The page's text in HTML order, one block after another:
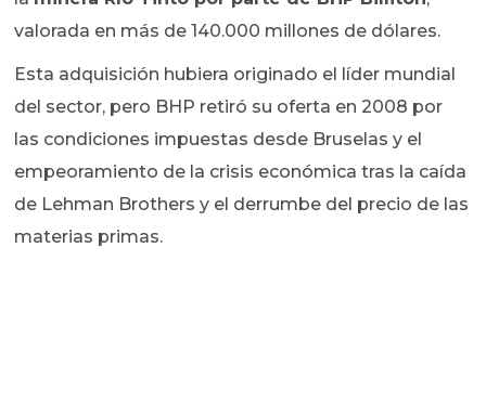
valorada en más de 140.000 millones de dólares.
Esta adquisición hubiera originado el líder mundial
del sector, pero BHP retiró su oferta en 2008 por
las condiciones impuestas desde Bruselas y el
empeoramiento de la crisis económica tras la caída
de Lehman Brothers y el derrumbe del precio de las
materias primas.